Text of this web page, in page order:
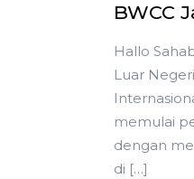
BWCC
Hallo
Luar
memulai
dengan
di […]